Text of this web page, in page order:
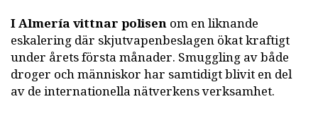
I Almería vittnar polisen om en liknande
eskalering där skjutvapenbeslagen ökat kraftigt
under årets första månader. Smuggling av både
droger och människor har samtidigt blivit en del
av de internationella nätverkens verksamhet.